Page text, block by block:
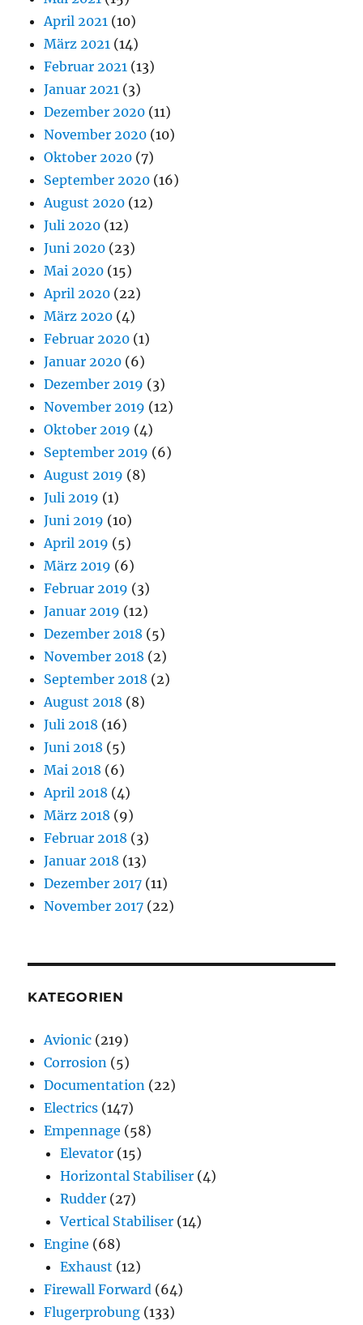
April 2021 (10)
März 2021 (14)
Februar 2021 (13)
Januar 2021 (3)
Dezember 2020 (11)
November 2020 (10)
Oktober 2020 (7)
September 2020 (16)
August 2020 (12)
Juli 2020 (12)
Juni 2020 (23)
Mai 2020 (15)
April 2020 (22)
März 2020 (4)
Februar 2020 (1)
Januar 2020 (6)
Dezember 2019 (3)
November 2019 (12)
Oktober 2019 (4)
September 2019 (6)
August 2019 (8)
Juli 2019 (1)
Juni 2019 (10)
April 2019 (5)
März 2019 (6)
Februar 2019 (3)
Januar 2019 (12)
Dezember 2018 (5)
November 2018 (2)
September 2018 (2)
August 2018 (8)
Juli 2018 (16)
Juni 2018 (5)
Mai 2018 (6)
April 2018 (4)
März 2018 (9)
Februar 2018 (3)
Januar 2018 (13)
Dezember 2017 (11)
November 2017 (22)
KATEGORIEN
Avionic (219)
Corrosion (5)
Documentation (22)
Electrics (147)
Empennage (58)
Elevator (15)
Horizontal Stabiliser (4)
Rudder (27)
Vertical Stabiliser (14)
Engine (68)
Exhaust (12)
Firewall Forward (64)
Flugerprobung (133)